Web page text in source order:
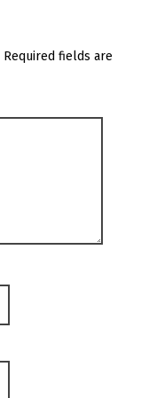
Required fields are